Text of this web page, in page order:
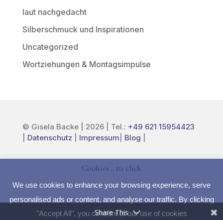
laut nachgedacht
Silberschmuck und Inspirationen
Uncategorized
Wortziehungen & Montagsimpulse
© Gisela Backe | 2026 | Tel.: +49 621 15954423
Datenschutz Impressum Blog
Cookies... to click
Share This